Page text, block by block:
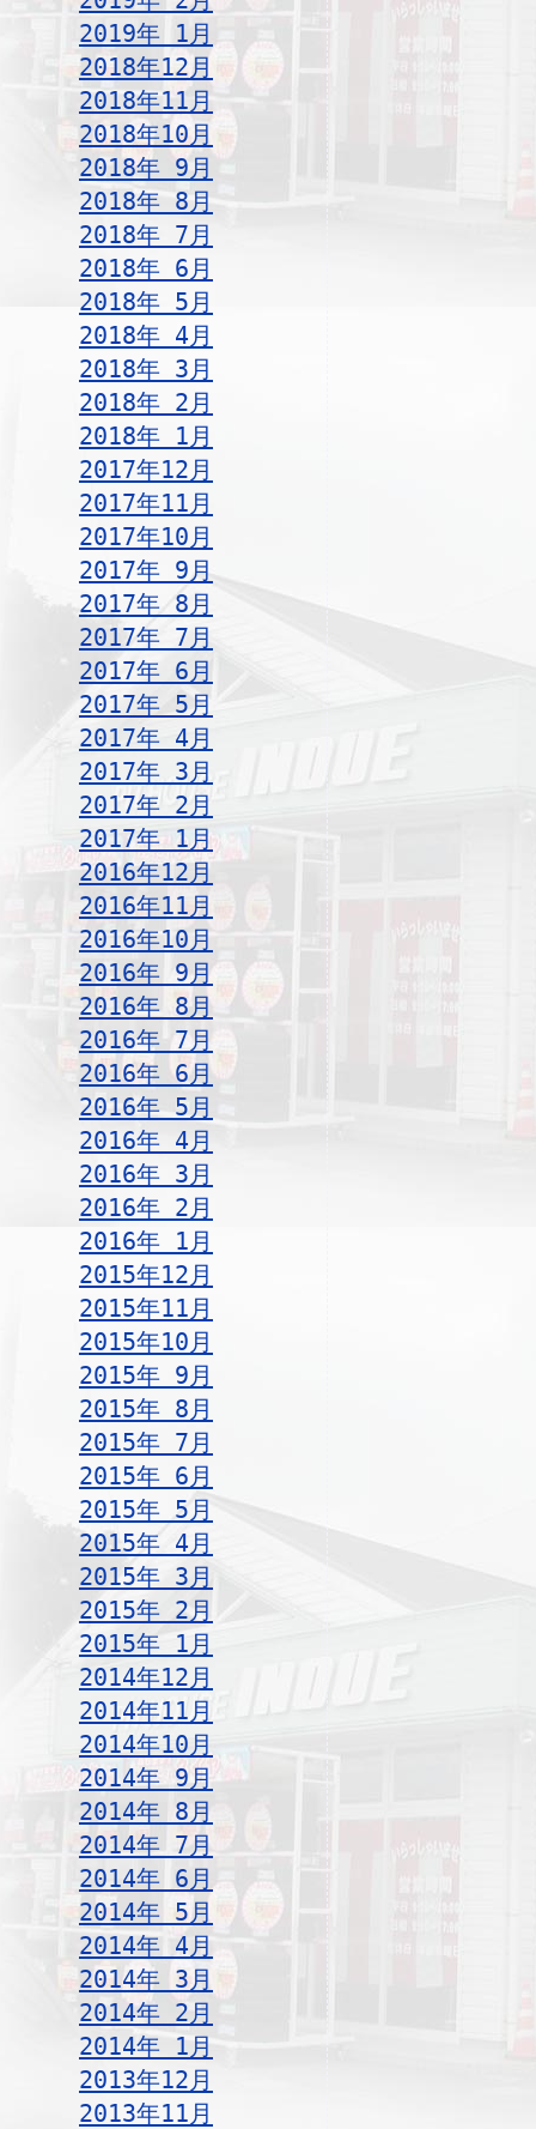
2019年 1月
2018年12月
2018年11月
2018年10月
2018年 9月
2018年 8月
2018年 7月
2018年 6月
2018年 5月
2018年 4月
2018年 3月
2018年 2月
2018年 1月
2017年12月
2017年11月
2017年10月
2017年 9月
2017年 8月
2017年 7月
2017年 6月
2017年 5月
2017年 4月
2017年 3月
2017年 2月
2017年 1月
2016年12月
2016年11月
2016年10月
2016年 9月
2016年 8月
2016年 7月
2016年 6月
2016年 5月
2016年 4月
2016年 3月
2016年 2月
2016年 1月
2015年12月
2015年11月
2015年10月
2015年 9月
2015年 8月
2015年 7月
2015年 6月
2015年 5月
2015年 4月
2015年 3月
2015年 2月
2015年 1月
2014年12月
2014年11月
2014年10月
2014年 9月
2014年 8月
2014年 7月
2014年 6月
2014年 5月
2014年 4月
2014年 3月
2014年 2月
2014年 1月
2013年12月
2013年11月